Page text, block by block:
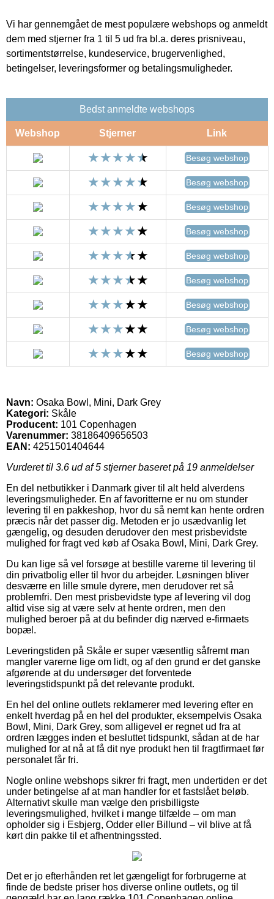
Vi har gennemgået de mest populære webshops og anmeldt
dem med stjerner fra 1 til 5 ud fra bl.a. deres prisniveau,
sortimentstørrelse, kundeservice, brugervenlighed,
betingelser, leveringsformer og betalingsmuligheder.
Bedst anmeldte webshops
Webshop Stjerner Link
Besøg webshop
Besøg webshop
Besøg webshop
Besøg webshop
Besøg webshop
Besøg webshop
Besøg webshop
Besøg webshop
Besøg webshop
Navn: Osaka Bowl, Mini, Dark Grey
Kategori: Skåle
Producent: 101 Copenhagen
Varenummer: 38186409656503
EAN: 4251501404644
Vurderet til 3.6 ud af 5 stjerner baseret på 19 anmeldelser
En del netbutikker i Danmark giver til alt held alverdens
leveringsmuligheder. En af favoritterne er nu om stunder
levering til en pakkeshop, hvor du så nemt kan hente ordren
præcis når det passer dig. Metoden er jo usædvanlig let
gængelig, og desuden derudover den mest prisbevidste
mulighed for fragt ved køb af Osaka Bowl, Mini, Dark Grey.
Du kan lige så vel forsøge at bestille varerne til levering til
din privatbolig eller til hvor du arbejder. Løsningen bliver
desværre en lille smule dyrere, men derudover ret så
problemfri. Den mest prisbevidste type af levering vil dog
altid vise sig at være selv at hente ordren, men den
mulighed beroer på at du befinder dig nærved e-firmaets
bopæl.
Leveringstiden på Skåle er super væsentlig såfremt man
mangler varerne lige om lidt, og af den grund er det ganske
afgørende at du undersøger det forventede
leveringstidspunkt på det relevante produkt.
En hel del online outlets reklamerer med levering efter en
enkelt hverdag på en hel del produkter, eksempelvis Osaka
Bowl, Mini, Dark Grey, som alligevel er regnet ud fra at
ordren lægges inden et besluttet tidspunkt, sådan at de har
mulighed for at nå at få dit nye produkt hen til fragtfirmaet før
personalet får fri.
Nogle online webshops sikrer fri fragt, men undertiden er det
under betingelse af at man handler for et fastslået beløb.
Alternativt skulle man vælge den prisbilligste
leveringsmulighed, hvilket i mange tilfælde – om man
opholder sig i Esbjerg, Odder eller Billund – vil blive at få
kørt din pakke til et afhentningssted.
Det er jo efterhånden ret let gængeligt for forbrugerne at
finde de bedste priser hos diverse online outlets, og til